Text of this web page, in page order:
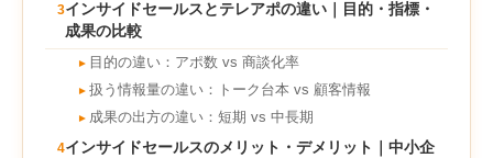
3インサイドセールスとテレアポの違い｜目的・指標・
成果の比較
► 目的の違い：アポ数 vs 商談化率
► 扱う情報量の違い：トーク台本 vs 顧客情報
► 成果の出方の違い：短期 vs 中長期
4インサイドセールスのメリット・デメリット｜中小企